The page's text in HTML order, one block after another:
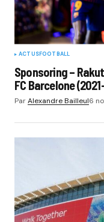
ACTUSFOOTBALL
Sponsoring –
FC Barcelone
ParAlexandre Bailleul6